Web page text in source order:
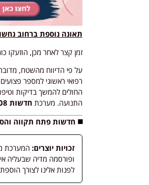
תאונה נוספת ברחוב
זמן קצר לאחר מכן, הוזעקו
על פי הדיווח מהשטח,
החולים להמשך בדיקות
התנועה. מערכת חדשות 08
◼️ חדשות פתח תקווה
זכויות יוצרים: המערכת
לפנות אלינו לצורך